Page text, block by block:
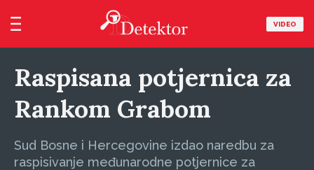
VIDEO
Raspisana potjernica za
Rankom Grabom
Sud Bosne i Hercegovine izdao naredbu za
raspisivanje međunarodne potjernice za